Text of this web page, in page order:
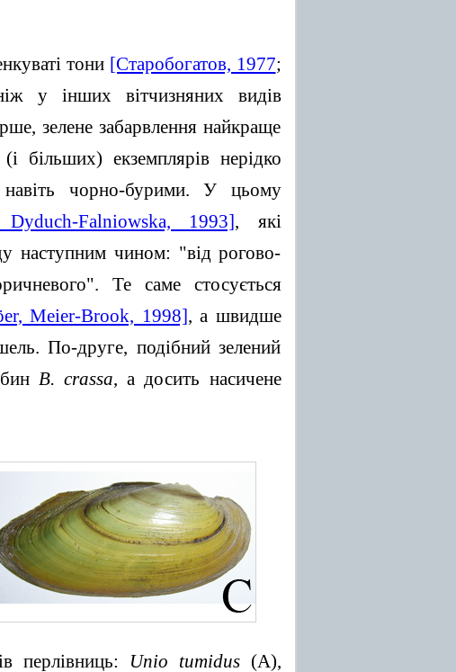
тони [Старобогатов, 1977;
у інших вітчизняних видів
зелене забарвлення найкраще
екземплярів нерідко
навіть чорно-бурими. У цьому
Falniowska, 1993], які
наступним чином: "від рогово-
Те саме стосується
Meier-Brook, 1998], а швидше
По-друге, подібний зелений
B. crassa, а досить насичене
перлівниць: Unio tumidus(A),